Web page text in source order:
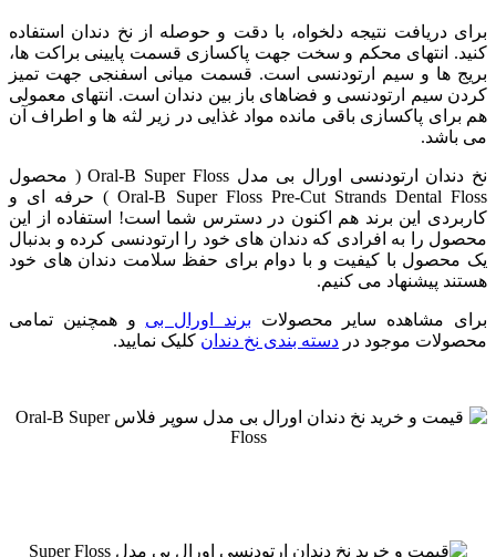
برای دریافت نتیجه دلخواه، با دقت و حوصله از نخ دندان استفاده
کنید. انتهای محکم و سخت جهت پاکسازی قسمت پایینی براکت ها،
بریج ها و سیم ارتودنسی است. قسمت میانی اسفنجی جهت تمیز
کردن سیم ارتودنسی و فضاهای باز بین دندان است. انتهای معمولی
هم برای پاکسازی باقی مانده مواد غذایی در زیر لثه ها و اطراف آن
می باشد.
نخ دندان ارتودنسی اورال بی مدل Oral-B Super Floss ( محصول
Oral-B Super Floss Pre-Cut Strands Dental Floss ) حرفه ای و
کاربردی این برند هم اکنون در دسترس شما است! استفاده از این
محصول را به افرادی که دندان های خود را ارتودنسی کرده و بدنبال
یک محصول با کیفیت و با دوام برای حفظ سلامت دندان های خود
هستند پیشنهاد می کنیم.
برای مشاهده سایر محصولات برند اورال بی و همچنین تمامی
محصولات موجود در دسته بندی نخ دندان کلیک نمایید.